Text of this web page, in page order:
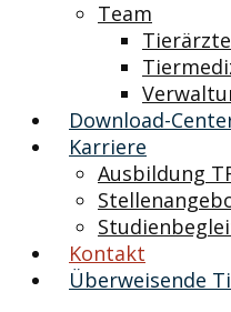
Team
Tierärzte
Download-
Karriere
Ausbildung
Kontakt
Überweisende